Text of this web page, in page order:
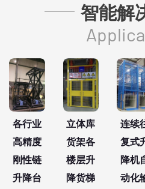
智能解
各行业
高精度
刚性链
升降台
立体库
货架各
楼层升
降货梯
连续
复式
降机
动化